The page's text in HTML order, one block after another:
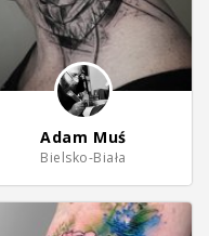
Adam Muś
Bielsko-Biała